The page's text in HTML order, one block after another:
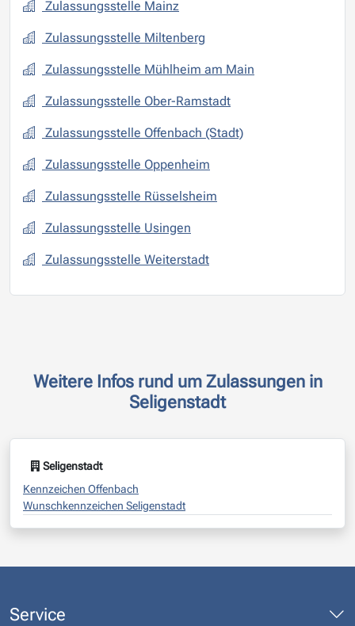
Zulassungsstelle Mainz
Zulassungsstelle Miltenberg
Zulassungsstelle Mühlheim am Main
Zulassungsstelle Ober-Ramstadt
Zulassungsstelle Offenbach (Stadt)
Zulassungsstelle Oppenheim
Zulassungsstelle Rüsselsheim
Zulassungsstelle Usingen
Zulassungsstelle Weiterstadt
Weitere Infos rund um Zulassungen in
Seligenstadt
Seligenstadt
Kennzeichen Offenbach
Wunschkennzeichen Seligenstadt
Service